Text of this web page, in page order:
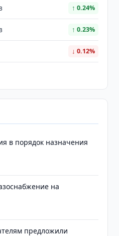
↑ 0.24%
↑ 0.23%
↓ 0.12%
в порядок назначения
на
предложили